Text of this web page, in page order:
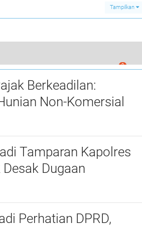
Tampilkan
di Mukerda VII
0
Berkeadilan:
Non-Komersial
Tamparan Kapolres
Dugaan
Jangan ada
Perhatian DPRD,